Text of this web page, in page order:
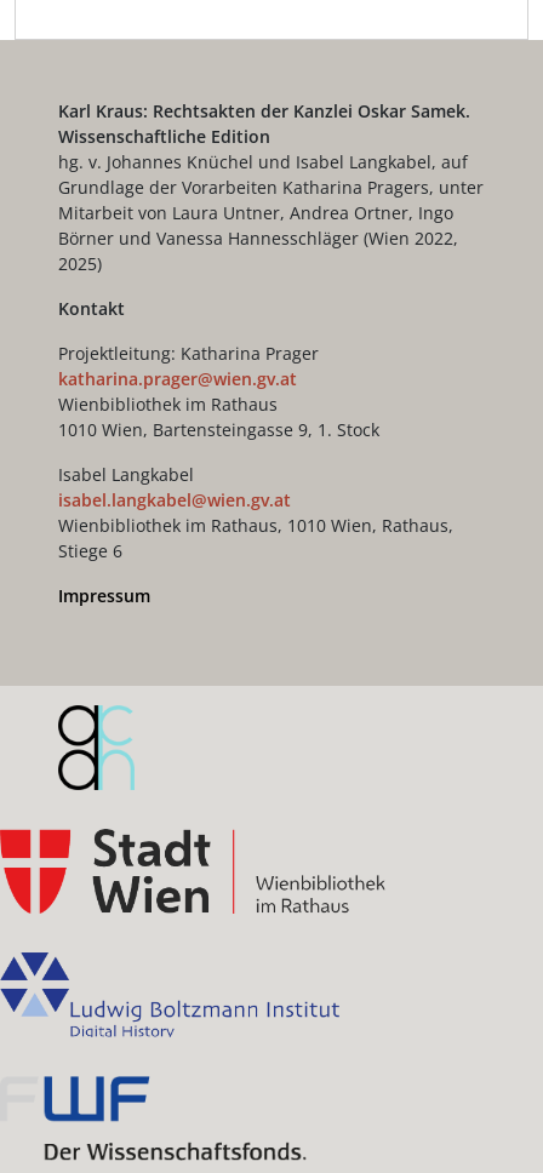
Karl Kraus: Rechtsakten der Kanzlei Oskar Samek.
Wissenschaftliche Edition
hg. v. Johannes Knüchel und Isabel Langkabel, auf
Grundlage der Vorarbeiten Katharina Pragers, unter
Mitarbeit von Laura Untner, Andrea Ortner, Ingo
Börner und Vanessa Hannesschläger (Wien 2022,
2025)
Kontakt
Projektleitung: Katharina Prager
katharina.prager@wien.gv.at
Wienbibliothek im Rathaus
1010 Wien, Bartensteingasse 9, 1. Stock
Isabel Langkabel
isabel.langkabel@wien.gv.at
Wienbibliothek im Rathaus, 1010 Wien, Rathaus,
Stiege 6
Impressum